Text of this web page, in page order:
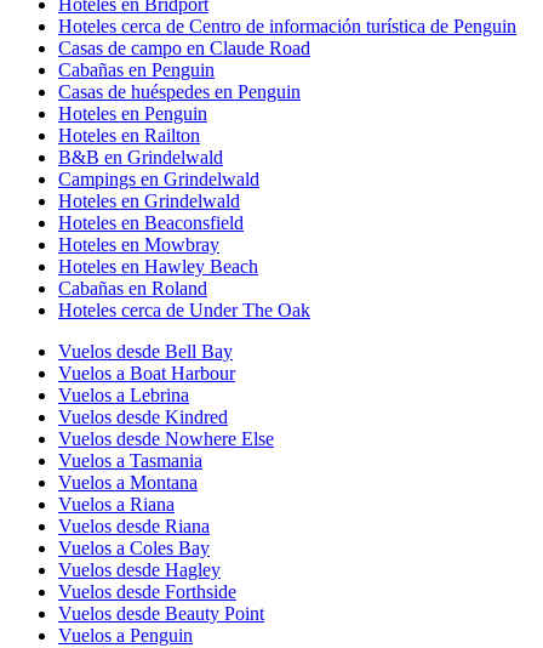
Hoteles en Bridport
Hoteles cerca de Centro de información turística de Penguin
Casas de campo en Claude Road
Cabañas en Penguin
Casas de huéspedes en Penguin
Hoteles en Penguin
Hoteles en Railton
B&B en Grindelwald
Campings en Grindelwald
Hoteles en Grindelwald
Hoteles en Beaconsfield
Hoteles en Mowbray
Hoteles en Hawley Beach
Cabañas en Roland
Hoteles cerca de Under The Oak
Vuelos desde Bell Bay
Vuelos a Boat Harbour
Vuelos a Lebrina
Vuelos desde Kindred
Vuelos desde Nowhere Else
Vuelos a Tasmania
Vuelos a Montana
Vuelos a Riana
Vuelos desde Riana
Vuelos a Coles Bay
Vuelos desde Hagley
Vuelos desde Forthside
Vuelos desde Beauty Point
Vuelos a Penguin